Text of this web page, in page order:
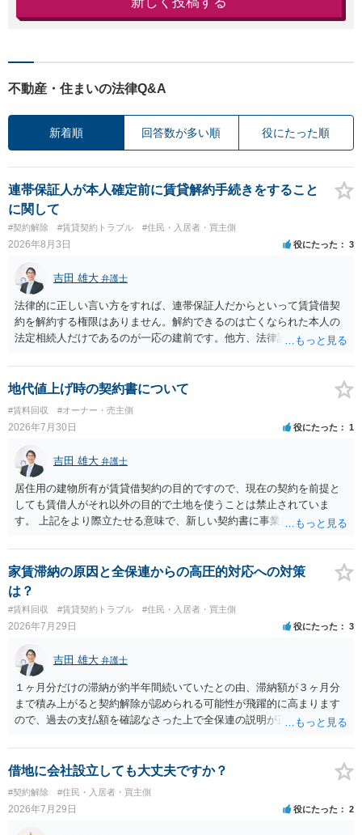
不動産・住まいの法律Q&A
新着順 回答数が多い順 役にたった順
連帯保証人が本人確定前に賃貸解約手続きをすること
に関して
#契約解除 #賃貸契約トラブル #住民・入居者・買主側
2026年8月3日 役にたった 3
吉田 雄大 弁護士
法律的に正しい言い方をすれば、連帯保証人だからといって賃貸借契
約を解約する権限はありません。解約できるのは亡くなられた本人の
法定相続人だけであるのが一応の建前です。他方、法律論はさてお
する動機づけがなくなります。 今回進められつつある手続はあくまで
も、建物を賃貸人に一日も早く明け渡すための便宜的方法として理解
するのが良いと思います。またその方法で進めた方が、連帯保証人で
あるお知り合いさんにとっても、自身の経済的負担を最小限に食い止
められるため望ましいやり方だといえます。
地代値上げ時の契約書について
#賃料回収 #オーナー・売主側
2026年7月30日 役にたった 1
吉田 雄大 弁護士
居住用の建物所有が賃貸借契約の目的ですので、現在の契約を前提と
しても賃借人がそれ以外の目的で土地を使うことは禁止されていま
す。 上記をより際立たせる意味で、新しい契約書に事業用として用い
交渉である以上賃借人が拒んだ場合には入りませんが、提案するのは
良い方法と思います。
家賃滞納の原因と全保連からの高圧的対応への対策
は？
#賃料回収 #賃貸契約トラブル #住民・入居者・買主側
2026年7月29日 役にたった 3
吉田 雄大 弁護士
１ヶ月分だけの滞納が約半年間続いていたとの由、滞納額が３ヶ月分
まで積み上がると契約解除が認められる可能性が飛躍的に高まります
ので、過去の支払額を確認なさった上で全保連の説明が正しければ、
た理由は気になるところですが、中身のある返答は期待できないと思
います。
借地に会社設立しても大丈夫ですか？
#契約解除 #住民・入居者・買主側
2026年7月29日 役にたった 2